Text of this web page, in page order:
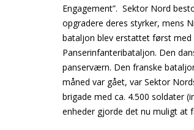
Engagement”. Sektor Nord
opgradere deres styrker, mens
bataljon blev erstattet først med
Panserinfanteribataljon. Den
panserværn. Den franske
måned var gået, var Sektor
brigade med ca. 4.500 soldater
enheder gjorde det nu muligt at